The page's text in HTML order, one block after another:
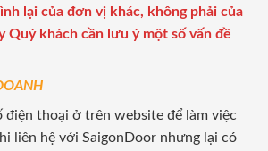
lại của đơn vị khác, không phải của
Quý khách cần lưu ý một số vấn đề
điện thoại ở trên website để làm việc
liên hệ với SaigonDoor nhưng lại có